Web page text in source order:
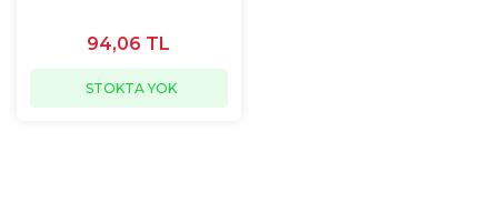
94,06 TL
STOKTA YOK